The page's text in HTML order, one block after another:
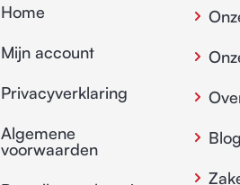
Blog
Home
Mijn account
Privacyverklaring
Algemene
voorwaarden